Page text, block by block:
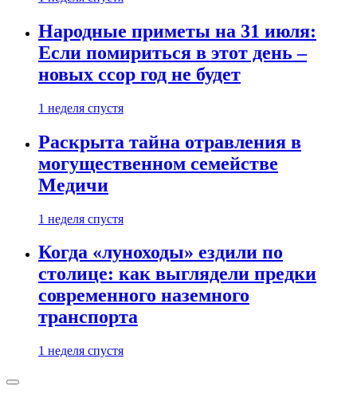
Народные приметы на 31 июля:
Если помириться в этот день –
новых ссор год не будет
1 неделя спустя
Раскрыта тайна отравления в
могущественном семействе
Медичи
1 неделя спустя
Когда «луноходы» ездили по
столице: как выглядели предки
современного наземного
транспорта
1 неделя спустя